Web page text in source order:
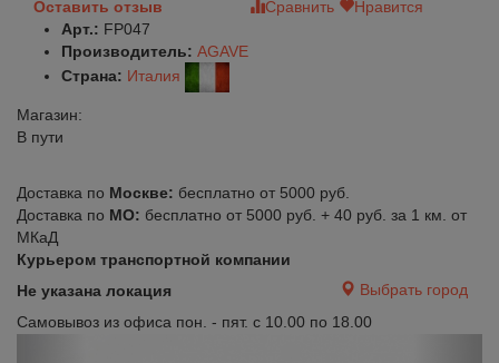
Оставить отзыв Сравнить
Нравится
Арт.: FP047
Производитель: AGAVE
Страна: Италия
Магазин:
В пути
Доставка по Москве: бесплатно от 5000 руб.
Доставка по МО: бесплатно от 5000 руб. + 40 руб. за 1 км. от
МКаД
Курьером транспортной компании
Не указана локация
Выбрать город
Самовывоз из офиса пон. - пят. с 10.00 по 18.00